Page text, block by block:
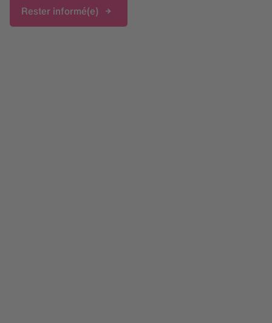
Rester informé(e)